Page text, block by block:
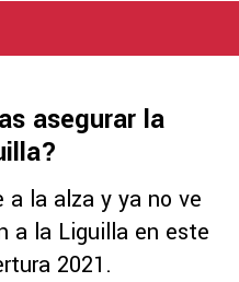
asegurar la
a la alza y ya no ve
a la Liguilla en este
2021.